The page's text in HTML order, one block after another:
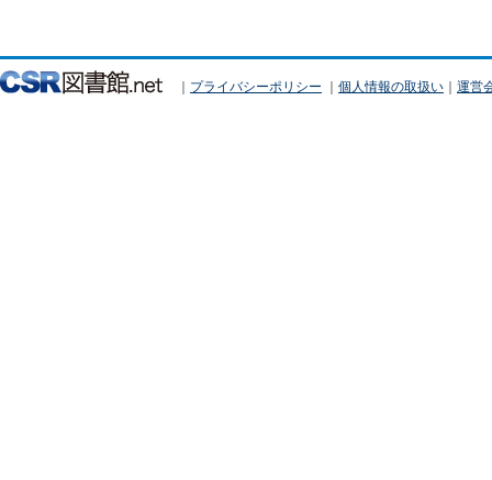
｜ プライバシーポリシー ｜ 個人情報の取扱い ｜ 運営